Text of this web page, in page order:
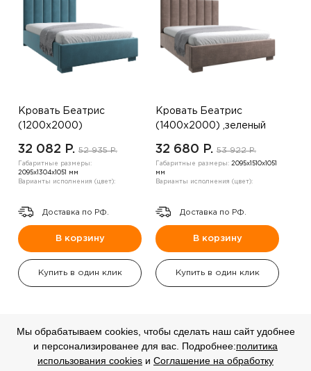
Кровать Беатрис
(1200х2000)
32 082 P. 52 935 P.
Габаритные размеры:
2095х1304х1051 мм
Варианты исполнения (цвет):
Доставка по РФ.
В корзину
Купить в один клик
Кровать Беатрис
(1400х2000) ,зеленый
32 680 P. 53 922 P.
Габаритные размеры: 2095х1510х1051
мм
Варианты исполнения (цвет):
Доставка по РФ.
В корзину
Купить в один клик
-20%
СКИДКА
-20%
СКИДКА
Мы обрабатываем cookies, чтобы сделать наш сайт удобнее
и персонализированее для вас. Подробнее:политика
использования cookies и Соглашение на обработку